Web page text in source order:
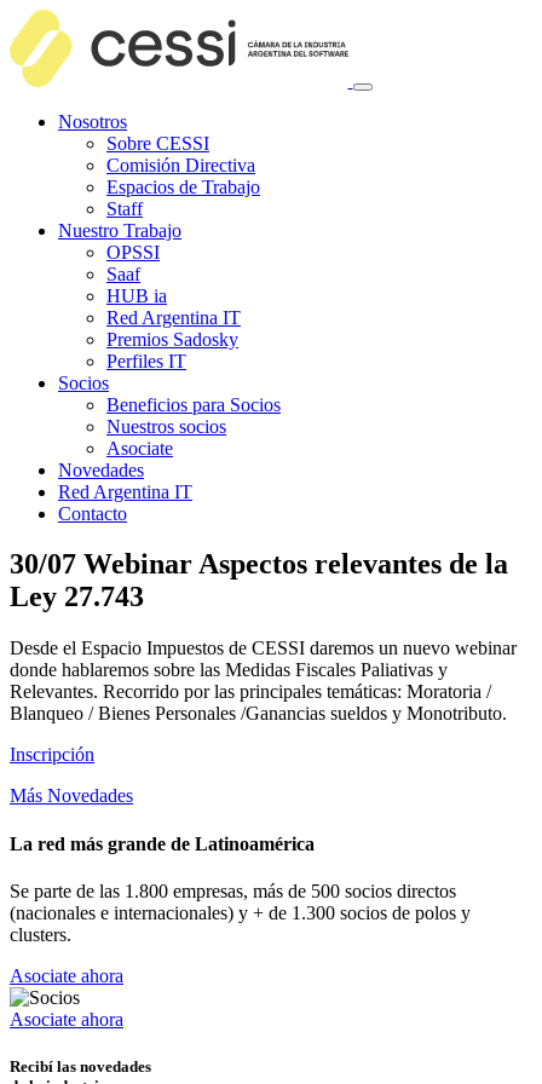
Nosotros
Sobre CESSI
Comisión Directiva
Espacios de Trabajo
Staff
Nuestro Trabajo
OPSSI
Saaf
HUB ia
Red Argentina IT
Premios Sadosky
Perfiles IT
Socios
Beneficios para Socios
Nuestros socios
Asociate
Novedades
Red Argentina IT
Contacto
30/07 Webinar Aspectos relevantes de la
Ley 27.743
Desde el Espacio Impuestos de CESSI daremos un nuevo webinar
donde hablaremos sobre las Medidas Fiscales Paliativas y
Relevantes. Recorrido por las principales temáticas: Moratoria /
Blanqueo / Bienes Personales /Ganancias sueldos y Monotributo.
Inscripción
Más Novedades
La red más grande de Latinoamérica
Se parte de las 1.800 empresas, más de 500 socios directos
(nacionales e internacionales) y + de 1.300 socios de polos y
clusters.
Asociate ahora
Asociate ahora
Recibí las novedades